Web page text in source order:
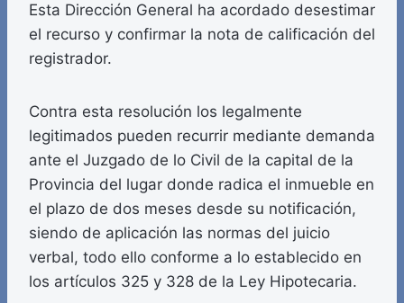
Esta Dirección General ha acordado desestimar
el recurso y confirmar la nota de calificación del
registrador.
Contra esta resolución los legalmente
legitimados pueden recurrir mediante demanda
ante el Juzgado de lo Civil de la capital de la
Provincia del lugar donde radica el inmueble en
el plazo de dos meses desde su notificación,
siendo de aplicación las normas del juicio
verbal, todo ello conforme a lo establecido en
los artículos 325 y 328 de la Ley Hipotecaria.